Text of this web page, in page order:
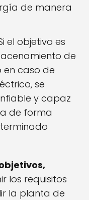
de manera
el objetivo es
de
caso de
se
y capaz
de forma
los requisitos
la planta de